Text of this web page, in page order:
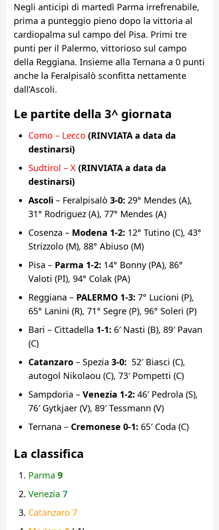
Negli anticipi di martedì Parma irrefrenabile,
prima a punteggio pieno dopo la vittoria al
cardiopalma sul campo del Pisa. Primi tre
punti per il Palermo, vittorioso sul campo
della Reggiana. Insieme alla Ternana a 0 punti
anche la Feralpisalò sconfitta nettamente
dall’Ascoli.
Le partite della 3^ giornata
Como – Lecco (RINVIATA a data da
destinarsi)
Sudtirol – X (RINVIATA a data da
destinarsi)
Ascoli– Feralpisalò 3-0: 29° Mendes (A),
31° Rodriguez (A), 77° Mendes (A)
Cosenza – Modena 1-2: 12° Tutino (C), 43°
Strizzolo (M), 88° Abiuso (M)
Pisa – Parma 1-2: 14° Bonny (PA), 86°
Valoti (PI), 94° Colak (PA)
Reggiana – PALERMO 1-3: 7° Lucioni (P),
65° Lanini (R), 71° Segre (P), 96° Soleri (P)
Bari – Cittadella 1-1: 6′ Nasti (B), 89′ Pavan
(C)
Catanzaro– Spezia 3-0: 52′ Biasci (C),
autogol Nikolaou (C), 73′ Pompetti (C)
Sampdoria – Venezia 1-2: 46′ Pedrola (S),
76′ Gytkjaer (V), 89′ Tessmann (V)
Ternana – Cremonese 0-1: 65′ Coda (C)
La classifica
Parma 9
Venezia 7
Catanzaro 7